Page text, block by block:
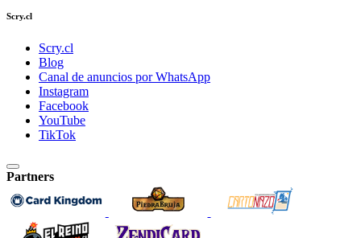
Scry.cl
Scry.cl
Blog
Canal de anuncios por WhatsApp
Instagram
Facebook
YouTube
TikTok
Partners